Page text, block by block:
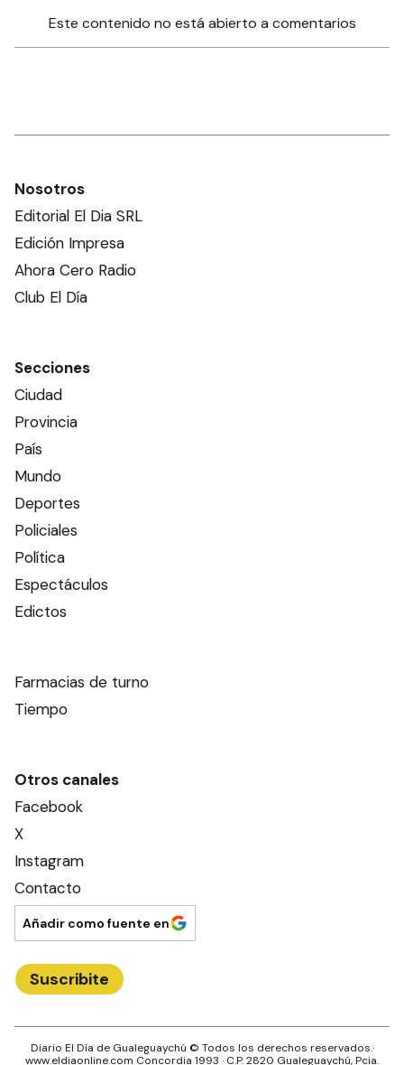
Este contenido no está abierto a comentarios
Nosotros
Editorial El Dia SRL
Edición Impresa
Ahora Cero Radio
Club El Día
Secciones
Ciudad
Provincia
País
Mundo
Deportes
Policiales
Política
Espectáculos
Edictos
Farmacias de turno
Tiempo
Otros canales
Facebook
X
Instagram
Contacto
Añadir como fuente en
Suscribite
Diario El Día de Gualeguaychú © Todos los derechos reservados.·
www.eldiaonline.com Concordia 1993 · C.P.2820 Gualeguaychú, Pcia.